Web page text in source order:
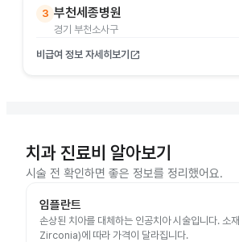
3 부천세종병원
경기 부천소사구
비급여 정보 자세히보기 open_in_new
치과 진료비 알아보기
시술 전 확인하면 좋은 정보를 정리했어요.
임플란트
손상된 치아를 대체하는 인공치아 시술입니다. 소
Zirconia)에 따라 가격이 달라집니다.